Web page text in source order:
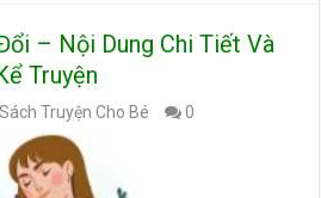
– Nội Dung Chi Tiết Và
Truyện
Sách Truyện Cho Bé 0